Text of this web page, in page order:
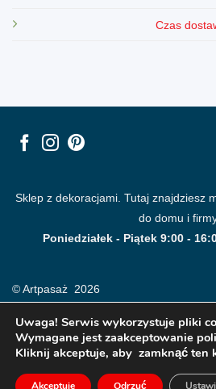
Czas
Sklep z dekoracjami. Tutaj znajdziesz
do domu i
Poniedziałek - Piątek 9:00 -
© Artpasaż 2026
Uwaga! Serwis wykorzystuje pliki
Wymagane jest zaakceptowanie
Kliknij akceptuje, aby zamknąć ten
Akceptuje Odrzuć